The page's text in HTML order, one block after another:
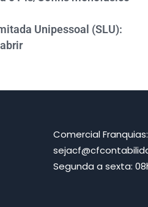
Unipessoal (SLU):
Comercial
Segunda a sexta: